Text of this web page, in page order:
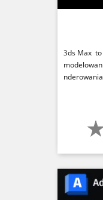
3ds Max to